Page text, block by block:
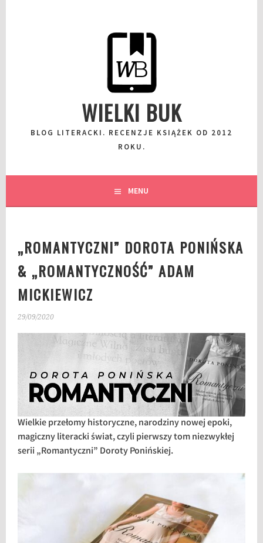
WIELKI BUK
BLOG LITERACKI. RECENZJE KSIĄŻEK OD 2012
ROKU.
MENU
„ROMANTYCZNI” DOROTA PONIŃSKA
& „ROMANTYCZNOŚĆ” ADAM
MICKIEWICZ
29/09/2020
Wielkie przełomy historyczne, narodziny nowej epoki,
magiczny literacki świat, czyli pierwszy tom niezwykłej
serii „Romantyczni” Doroty Ponińskiej.